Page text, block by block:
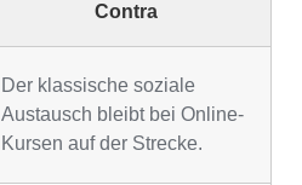
Contra
Der klassische soziale
Austausch bleibt bei Online-
Kursen auf der Strecke.